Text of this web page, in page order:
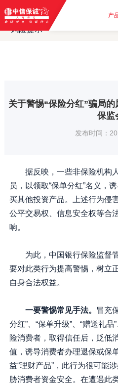
产
风险提示 关于警惕“保险分红”
风险提示
关于警惕“保险分红”骗局
保监
发布时间：
据反映，一些非保险机构人
员，以领取“保单分红”名义，
买其他投资产品。上述行为侵
公平交易权、信息安全权等合
响。
为此，中国银行保险监督管
要对此类行为提高警惕，树立
自身合法权益。
一要警惕常见手法。
冒充
分红”、“保单升级”、“赠送礼品
险消费者，取得信任后，贬低
值，诱导消费者办理退保或保
益“理财产品”，此行为很可能
胁消费者资金安全。在遭遇此